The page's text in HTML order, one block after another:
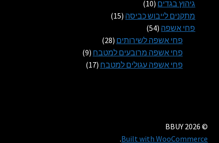
גיהוץ בגדים 10
10
מוצרים
מתקנים לייבוש כביסה 15
15
פחי אשפה 54
54
מוצרים
פחי אשפה לשירותים 28
28
מוצריםפחי אשפה מרובעים למטבח 9
9
פחי אשפה עגולים למטבח 17
17
© BBUY 2026
Built with WooCommerce
.